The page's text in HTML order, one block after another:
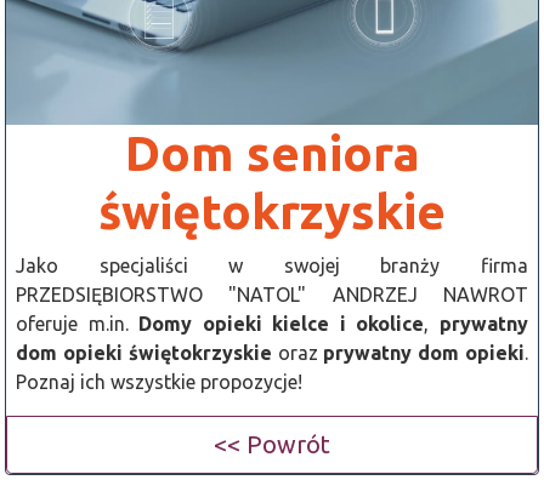
Dom seniora
świętokrzyskie
Jako specjaliści w swojej branży firma
PRZEDSIĘBIORSTWO "NATOL" ANDRZEJ NAWROT
oferuje m.in. Domy opieki kielce i okolice
prywatny
dom opieki świętokrzyskie oraz prywatny dom opieki
Poznaj ich wszystkie propozycje!
<< Powrót